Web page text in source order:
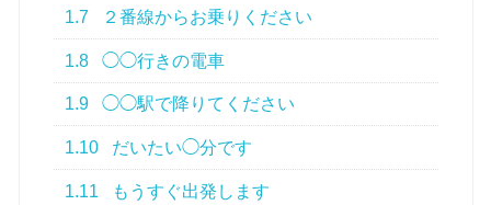
1.7 ２番線からお乗りください
1.8 ◯◯行きの電車
1.9 ◯◯駅で降りてください
1.10 だいたい◯分です
1.11 もうすぐ出発します